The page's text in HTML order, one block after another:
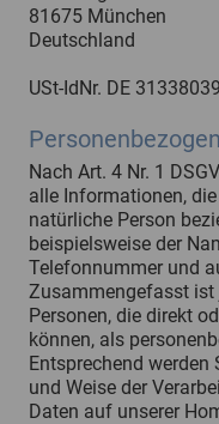
81675 München
Deutschland
USt-IdNr. DE
Nach Art. 4 Nr. 1
alle Informationen,
natürliche Person
beispielsweise der
Telefonnummer und
Zusammengefasst
Personen, die direkt
können, als
Entsprechend werden
und Weise der
Daten auf unserer